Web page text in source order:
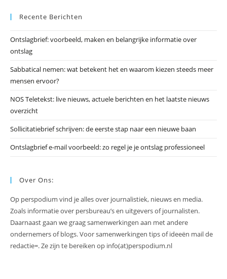
Recente Berichten
Ontslagbrief: voorbeeld, maken en belangrijke informatie over
ontslag
Sabbatical nemen: wat betekent het en waarom kiezen steeds meer
mensen ervoor?
NOS Teletekst: live nieuws, actuele berichten en het laatste nieuws
overzicht
Sollicitatiebrief schrijven: de eerste stap naar een nieuwe baan
Ontslagbrief e-mail voorbeeld: zo regel je je ontslag professioneel
Over Ons:
Op perspodium vind je alles over journalistiek, nieuws en media.
Zoals informatie over persbureau’s en uitgevers of journalisten.
Daarnaast gaan we graag samenwerkingen aan met andere
ondernemers of blogs. Voor samenwerkingen tips of ideeën mail de
redactie=. Ze zijn te bereiken op info(at)perspodium.nl